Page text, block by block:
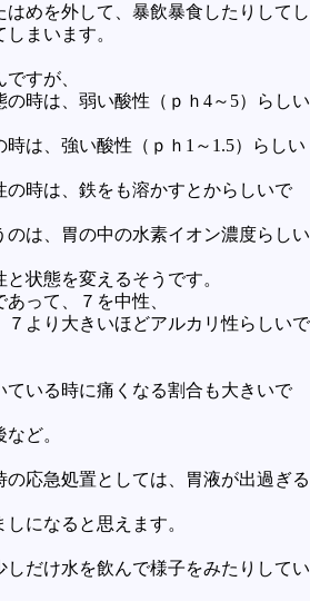
めを外して、暴飲暴食したりしてし
まいます。
すが、
時は、弱い酸性（ｐｈ4～5）らしい
は、強い酸性（ｐｈ1～1.5）らしい
の時は、鉄をも溶かすとからしいで
のは、胃の中の水素イオン濃度らしい
状態を変えるそうです。
って、７を中性、
７より大きいほどアルカリ性らしいで
ている時に痛くなる割合も大きいで
ど。
の応急処置としては、胃液が出過ぎる
になると思えます。
しだけ水を飲んで様子をみたりしてい